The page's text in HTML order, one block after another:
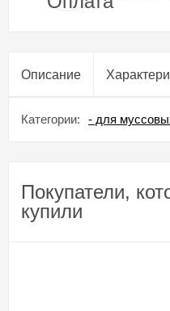
Описание
Категории: - для
Покупатели,
купили